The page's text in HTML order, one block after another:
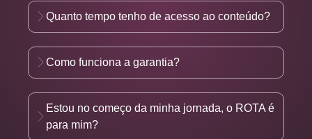
Quanto tempo tenho de acesso ao conteúdo?
Como funciona a garantia?
Estou no começo da minha jornada, o ROTA é
para mim?